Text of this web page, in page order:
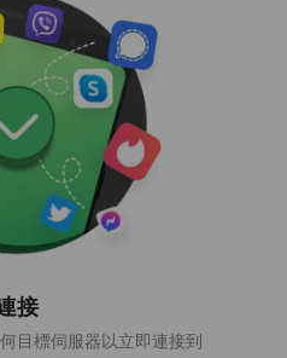
接
目標伺服器以立即連接到